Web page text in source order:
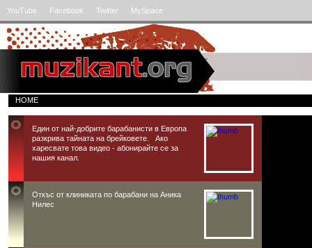
YouTube Facebook Twitter MySpace
HOME
Един от най-добрите барабанисти в Европа
разкрива тайната на брейковете. Ако
харесвате това видео - абонирайте се за
нашия канал.
Откъс от клиниката по барабани на Аника
Нилес